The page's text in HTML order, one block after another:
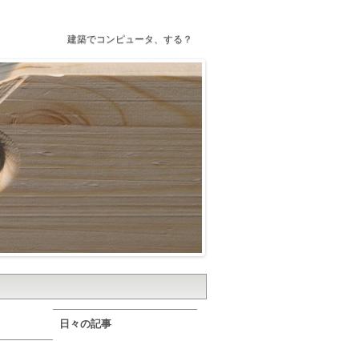
建築でコンピュータ、する？
日々の記事